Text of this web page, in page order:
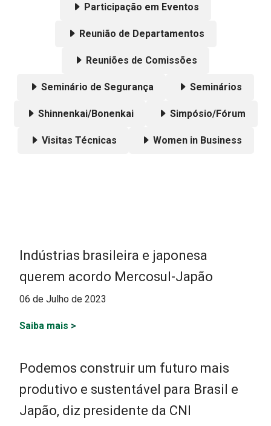
Participação em Eventos
Reunião de Departamentos
Reuniões de Comissões
Seminário de Segurança Seminários
Shinnenkai/Bonenkai Simpósio/Fórum
Visitas Técnicas Women in Business
Indústrias brasileira e japonesa
querem acordo Mercosul-Japão
06 de Julho de 2023
Saiba mais >
Podemos construir um futuro mais
produtivo e sustentável para Brasil e
Japão, diz presidente da CNI